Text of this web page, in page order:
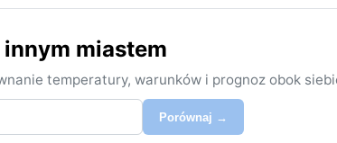
(kwiecień–maj) i jesień
mgieł, które spowijają miasto, potęgując
pustyni Gobi przynosi suchy, drapiący wiatr,
ale upalne lata potrafią męczyć, a
– od żaru po chłód – gdzie pogoda
miastem
temperatury, warunków i prognoz obok
Porównaj →